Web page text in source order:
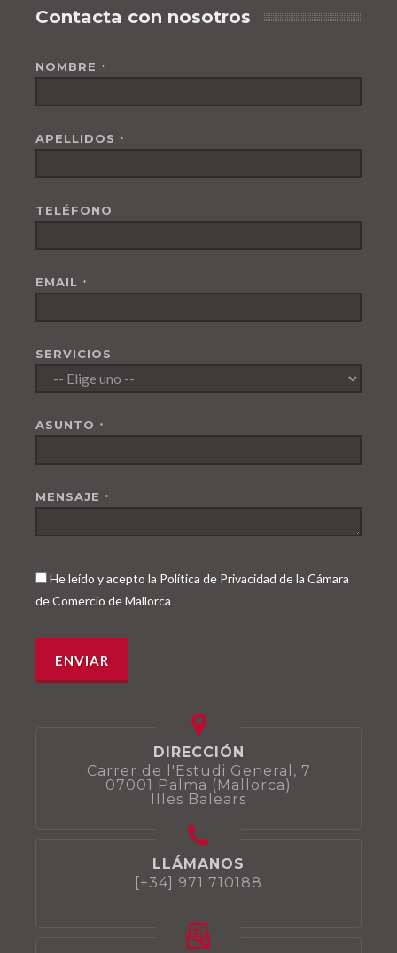
Contacta con nosotros
NOMBRE *
APELLIDOS *
TELÉFONO
EMAIL *
SERVICIOS
ASUNTO *
MENSAJE *
He leído y acepto la Política de Privacidad de la Cámara
de Comercio de Mallorca
DIRECCIÓN
Carrer de l'Estudi General, 7
07001 Palma (Mallorca)
Illes Balears
LLÁMANOS
[+34] 971 710188